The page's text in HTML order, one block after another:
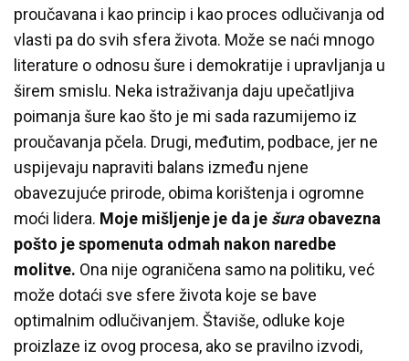
proučavana i kao princip i kao proces odlučivanja od
vlasti pa do svih sfera života. Može se naći mnogo
literature o odnosu šure i demokratije i upravljanja u
širem smislu. Neka istraživanja daju upečatljiva
poimanja šure kao što je mi sada razumijemo iz
proučavanja pčela. Drugi, međutim, podbace, jer ne
uspijevaju napraviti balans između njene
obavezujuće prirode, obima korištenja i ogromne
moći lidera. Moje mišljenje je da je šuraobavezna
pošto je spomenuta odmah nakon naredbe
molitve. Ona nije ograničena samo na politiku, već
može dotaći sve sfere života koje se bave
optimalnim odlučivanjem. Štaviše, odluke koje
proizlaze iz ovog procesa, ako se pravilno izvodi,